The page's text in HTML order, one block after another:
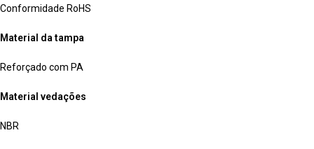
Conformidade RoHS
Material da tampa
Reforçado com PA
Material vedações
NBR